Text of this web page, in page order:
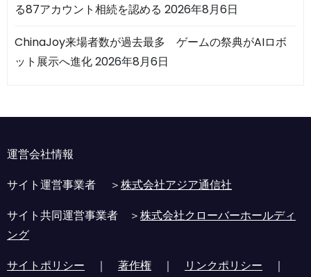
る87アカウント相続を認める 2026年8月6日
ChinaJoy来場者数が過去最多 ゲームの祭典がAIロボ
ット展示へ進化2026年8月6日
運営会社情報
サイト運営事業者 ＞株式会社アジア通信社
サイト共同運営事業者 ＞株式会社クローバーホールディ
ング
サイトポリシー ｜ 著作権 ｜ リンクポリシー ｜